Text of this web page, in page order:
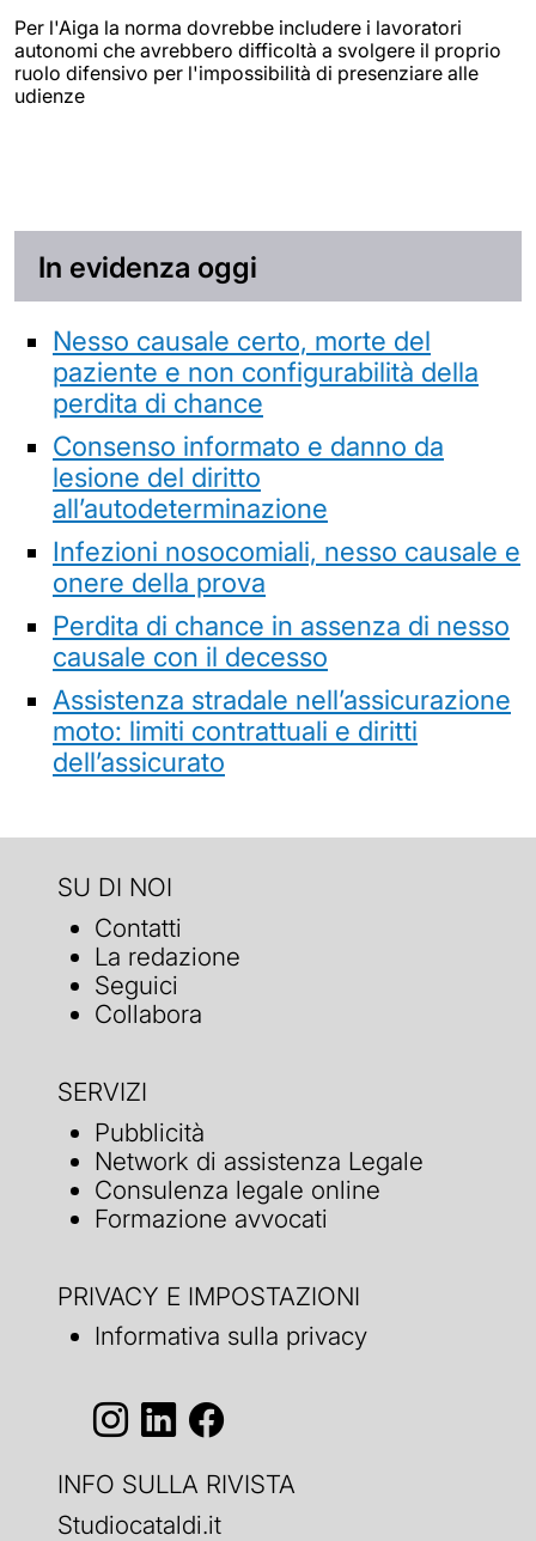
Per l'Aiga la norma dovrebbe includere i lavoratori
autonomi che avrebbero difficoltà a svolgere il proprio
ruolo difensivo per l'impossibilità di presenziare alle
udienze
In evidenza oggi
Nesso causale certo, morte del
paziente e non configurabilità della
perdita di chance
Consenso informato e danno da
lesione del diritto
all’autodeterminazione
Infezioni nosocomiali, nesso causale e
onere della prova
Perdita di chance in assenza di nesso
causale con il decesso
Assistenza stradale nell’assicurazione
moto: limiti contrattuali e diritti
dell’assicurato
SU DI NOI
Contatti
La redazione
Seguici
Collabora
SERVIZI
Pubblicità
Network di assistenza Legale
Consulenza legale online
Formazione avvocati
PRIVACY E IMPOSTAZIONI
Informativa sulla privacy
INFO SULLA RIVISTA
Studiocataldi.it